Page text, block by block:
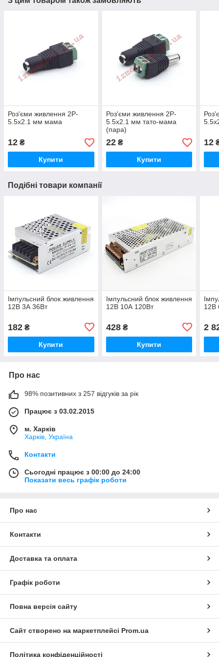
Роз'єми живлення 2P-
5.5x2.1 мм мама
12 ₴
Купити
Роз'єми живлення 2P-
5.5x2.1 мм тато-мама
(пара)
22₴
Купити
12
Подібні товари компанії
Імпульсний блок живлення
12В 3А 36Вт
182 ₴
Купити
Імпульсний блок живлення
12В 10А 120Вт
428₴
Купити
12В
2
Про нас
98% позитивних з 257 відгуків за рік
Працює з 03.02.2015
м. Харків
Харків, Україна
Контакти
Сьогодні працює з 00:00 до 24:00
Показати весь графік роботи
Про нас
Контакти
Доставка та оплата
Графік роботи
Повна версія сайту
Сайт створено на маркетплейсі Prom.ua
Політика конфіденційності